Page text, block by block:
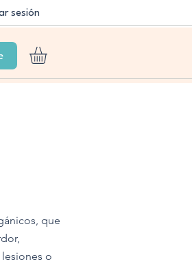
sesión
que
o